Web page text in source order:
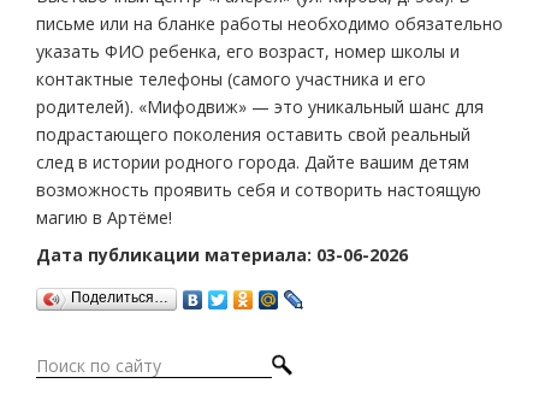
письме или на бланке работы необходимо обязательно
указать ФИО ребенка, его возраст, номер школы и
контактные телефоны (самого участника и его
родителей). «Мифодвиж» — это уникальный шанс для
подрастающего поколения оставить свой реальный
след в истории родного города. Дайте вашим детям
возможность проявить себя и сотворить настоящую
магию в Артёме!
Дата публикации материала: 03-06-2026
Поделиться…